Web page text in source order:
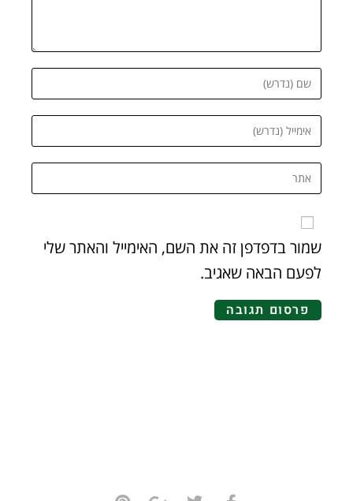
שמור בדפדפן זה את השם, האימייל והאתר שלי
לפעם הבאה שאגיב.